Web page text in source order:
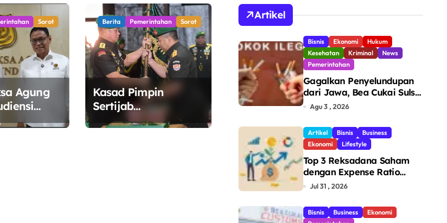
Sorot
Agung
Berita Pemerintahan Sorot
Kasad Pimpin
Sertijab
Danpuspomad dan
Sumsel 2026
Artikel
Bisnis Ekonomi
Hukum
Kesehatan
Kriminal
News
Pemerintahan
Gagalkan Penyelundupan
dari Jawa, Bea Cukai Sulsel
Sita 7,8 Juta Batang Rokok
di Makassar
Agu 3 , 2026
Artikel Bisnis
Business
Ekonomi
Lifestyle
Top 3 Reksadana Saham
dengan Expense Ratio
Terendah
Jul 31 , 2026
Bisnis Business
Ekonomi